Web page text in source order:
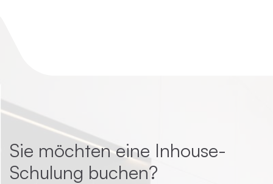
Sie möchten eine Inhouse-
Schulung buchen?